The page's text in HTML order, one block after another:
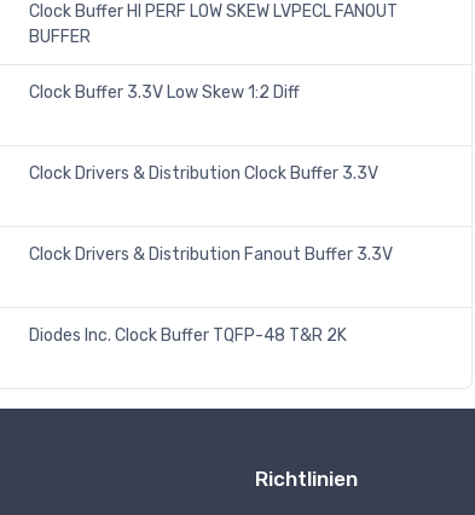
Clock Buffer HI PERF LOW SKEW LVPECL FANOUT
BUFFER
Clock Buffer 3.3V Low Skew 1:2 Diff
Clock Drivers & Distribution Clock Buffer 3.3V
Clock Drivers & Distribution Fanout Buffer 3.3V
Diodes Inc. Clock Buffer TQFP-48 T&R 2K
Richtlinien